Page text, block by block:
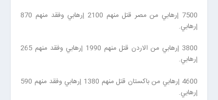
7500 إرهابي من مصر قتل منهم 2100 إرهابي وفقد منهم 870
إرهابي.
3800 إرهابي من الاردن قتل منهم 1990 إرهابي وفقد منهم 265
إرهابي.
4600 إرهابي من باكستان قتل منهم 1380 إرهابي وفقد منهم 590
إرهابي.